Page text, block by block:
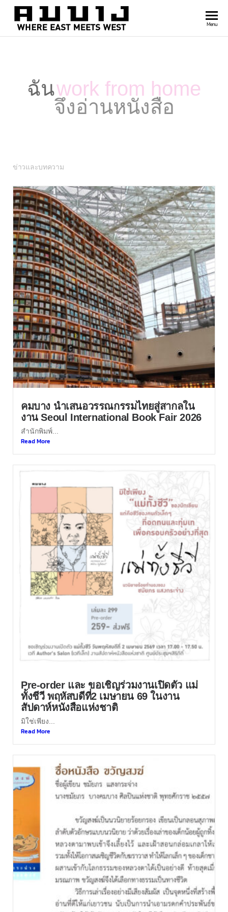
east
Menu
ฉันwork from home
จึงอ่านหนังสือ
ข่าวและบทความ
คมบาง นำเสนอวรรณกรรมไทยสู่สากลใน
งาน Seoul International Book Fair 2026
สำนักพิมพ์...
Read More
Pre-order และ ขอเชิญร่วมงานเปิดตัว แม่
ทั้งชีวี พฤหัสบดีที่2 เมษายน 69 ในงาน
สัปดาห์หนังสือแห่งชาติ
มิใช่เพียง...
Read More